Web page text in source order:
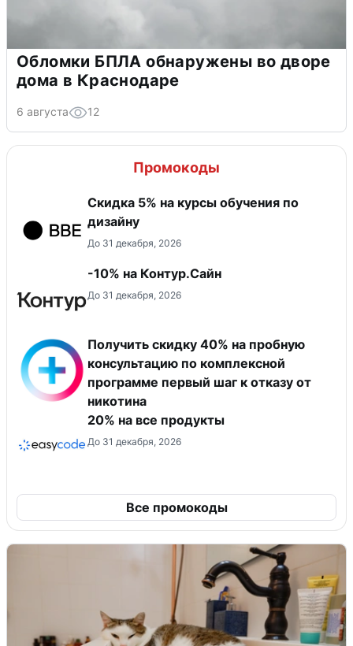
Обломки БПЛА обнаружены во дворе
дома в Краснодаре
6 августа 12
Промокоды
Скидка 5% на курсы обучения по
дизайну
До 31 декабря, 2026
-10% на Контур.Сайн
До 31 декабря, 2026
Получить скидку 40% на пробную
консультацию по комплексной
программе первый шаг к отказу от
никотина
20% на все продукты
До 31 декабря, 2026
Все промокоды